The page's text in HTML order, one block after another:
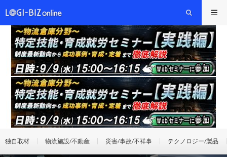
独自取材 物流施設/不動産 災害/事故/不祥事 テクノロジー/製品